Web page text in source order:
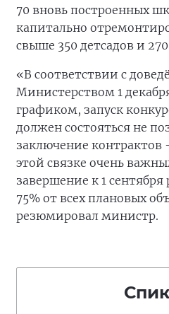
70 вновь построенных
капитально
свыше 350 детсадов и
«В соответствии с
Министерством 1
графиком, запуск
должен состояться не
заключение
этой связке очень
завершение к 1
75% от всех плановых
резюмировал министр.